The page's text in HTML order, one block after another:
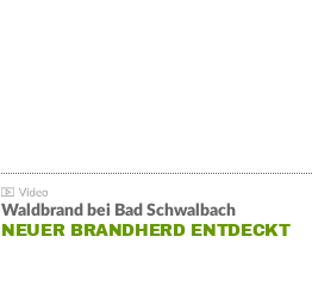
Waldbrand bei Bad Schwalbach
NEUER BRANDHERD ENTDECKT